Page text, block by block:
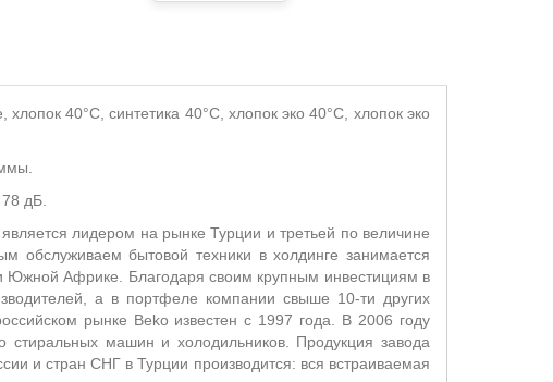
40°C, синтетика 40°C, хлопок эко 40°C, хлопок эко
дБ.
лидером на рынке Турции и третьей по величине
обслуживаем бытовой техники в холдинге занимается
Южной Африке. Благодаря своим крупным инвестициям в
а в портфеле компании свыше 10-ти других
рынке Beko известен с 1997 года. В 2006 году
стиральных машин и холодильников. Продукция завода
и стран СНГ в Турции производится: вся встраиваемая